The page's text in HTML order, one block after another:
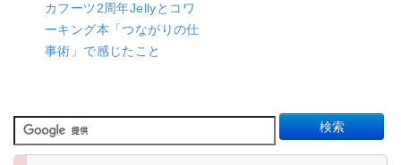
カフーツ2周年Jellyとコワ
ーキング本「つながりの仕
事術」で感じたこと